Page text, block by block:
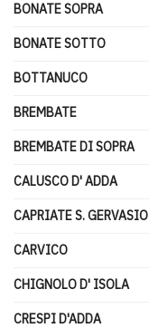
BONATE SOPRA
BONATE SOTTO
BOTTANUCO
BREMBATE
BREMBATE DI SOPRA
CALUSCO D' ADDA
CAPRIATE S. GERVASIO
CARVICO
CHIGNOLO D' ISOLA
CRESPI D'ADDA